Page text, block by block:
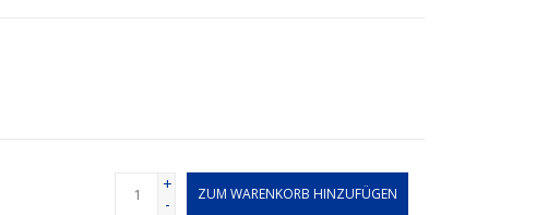
+
-
ZUM WARENKORB HINZUFÜGEN